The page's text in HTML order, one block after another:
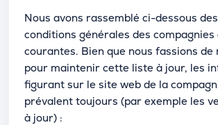
Nous avons rassemblé ci-dessous
conditions générales des compagnies
courantes. Bien que nous fassions de
pour maintenir cette liste à jour, les
figurant sur le site web de la
prévalent toujours (par exemple les
à jour) :